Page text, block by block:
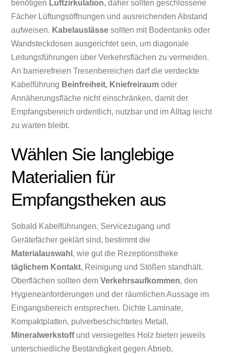
benötigen Luftzirkulation, daher sollten geschlossene
Fächer Lüftungsöffnungen und ausreichenden Abstand
aufweisen. Kabelauslässe sollten mit Bodentanks oder
Wandsteckdosen ausgerichtet sein, um diagonale
Leitungsführungen über Verkehrsflächen zu vermeiden.
An barrierefreien Tresenbereichen darf die verdeckte
Kabelführung Beinfreiheit, Kniefreiraum oder
Annäherungsfläche nicht einschränken, damit der
Empfangsbereich ordentlich, nutzbar und im Alltag leicht
zu warten bleibt.
Wählen Sie langlebige
Materialien für
Empfangstheken aus
Sobald Kabelführungen, Servicezugang und
Gerätefächer geklärt sind, bestimmt die
Materialauswahl , wie gut die Rezeptionstheke
täglichem Kontakt, Reinigung und Stößen standhält.
Oberflächen sollten demVerkehrsaufkommen, den
Hygieneanforderungen und der räumlichen Aussage im
Eingangsbereich entsprechen. Dichte Laminate,
Kompaktplatten, pulverbeschichtetes Metall,
Mineralwerkstoffund versiegeltes Holz bieten jeweils
unterschiedliche Beständigkeit gegen Abrieb,